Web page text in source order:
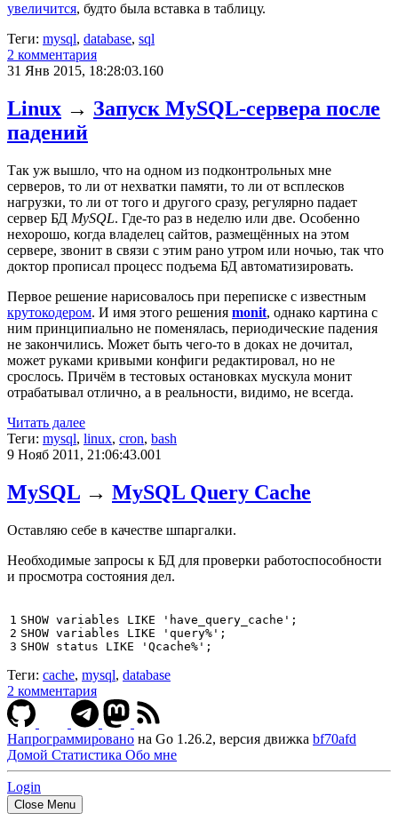
увеличится, будто была вставка в таблицу.
Теги: mysql, database, sql
2 комментария
31 Янв 2015, 18:28:03.160
Linux → Запуск MySQL-сервера после
падений
Так уж вышло, что на одном из подконтрольных мне
серверов, то ли от нехватки памяти, то ли от всплесков
нагрузки, то ли от того и другого сразу, регулярно падает
сервер БД MySQL. Где-то раз в неделю или две. Особенно
нехорошо, когда владелец сайтов, размещённых на этом
сервере, звонит в связи с этим рано утром или ночью, так что
доктор прописал процесс подъема БД автоматизировать.
Первое решение нарисовалось при переписке с известным
крутокодером. И имя этого решения monit, однако картина с
ним принципиально не поменялась, периодические падения
не закончились. Может быть чего-то в доках не дочитал,
может руками кривыми конфиги редактировал, но не
срослось. Причём в тестовых остановках мускула монит
отрабатывал отлично, а в реальности, видимо, не всегда.
Читать далее
Теги: mysql, linux, cron, bash
9 Нояб 2011, 21:06:43.001
MySQL → MySQL Query Cache
Оставляю себе в качестве шпаргалки.
Необходимые запросы к БД для проверки работоспособности
и просмотра состояния дел.
1
2
3
SHOW variables LIKE 'have_query_cache' ;
SHOW variables LIKE 'query%' ;
SHOW status LIKE 'Qcache%' ;
Теги: cache, mysql, database
2 комментария
Напрограммировано на Go 1.26.2, версия движка bf70afd
Домой Статистика Обо мне
Login
Close Menu